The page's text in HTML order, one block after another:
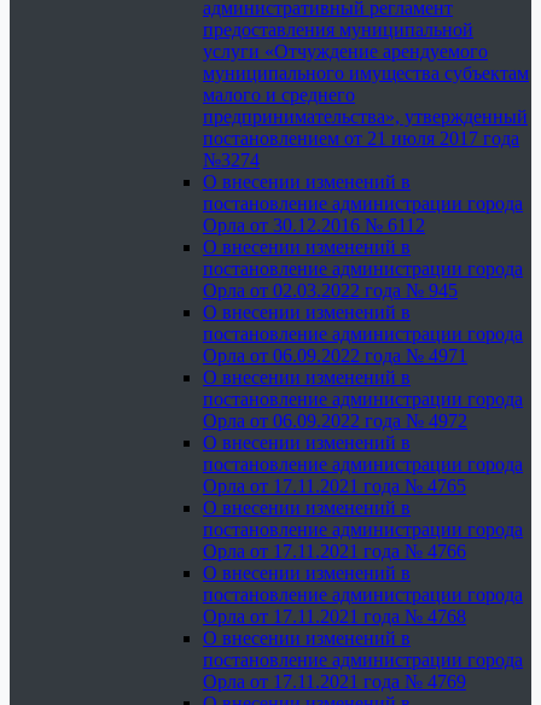
административный регламент
предоставления муниципальной
услуги «Отчуждение арендуемого
муниципального имущества субъектам
малого и среднего
предпринимательства», утвержденный
постановлением от 21 июля 2017 года
№3274
О внесении изменений в
постановление администрации города
Орла от 30.12.2016 № 6112
О внесении изменений в
постановление администрации города
Орла от 02.03.2022 года № 945
О внесении изменений в
постановление администрации города
Орла от 06.09.2022 года № 4971
О внесении изменений в
постановление администрации города
Орла от 06.09.2022 года № 4972
О внесении изменений в
постановление администрации города
Орла от 17.11.2021 года № 4765
О внесении изменений в
постановление администрации города
Орла от 17.11.2021 года № 4766
О внесении изменений в
постановление администрации города
Орла от 17.11.2021 года № 4768
О внесении изменений в
постановление администрации города
Орла от 17.11.2021 года № 4769